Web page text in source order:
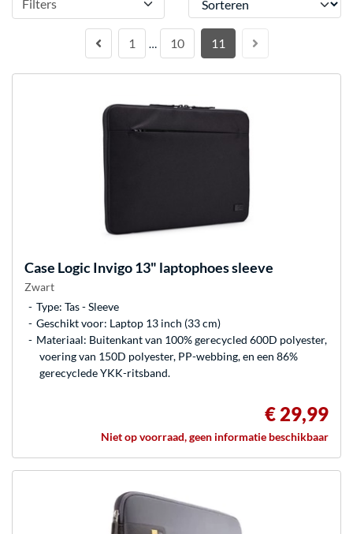
Filters
1 … 10 11
Case LogicInvigo 13" laptophoes sleeve
Zwart
Type: Tas - Sleeve
Geschikt voor: Laptop 13 inch (33 cm)
Materiaal: Buitenkant van 100% gerecycled 600D polyester,
voering van 150D polyester, PP-webbing, en een 86%
gerecyclede YKK-ritsband.
€ 29,99
Niet op voorraad, geen informatie beschikbaar